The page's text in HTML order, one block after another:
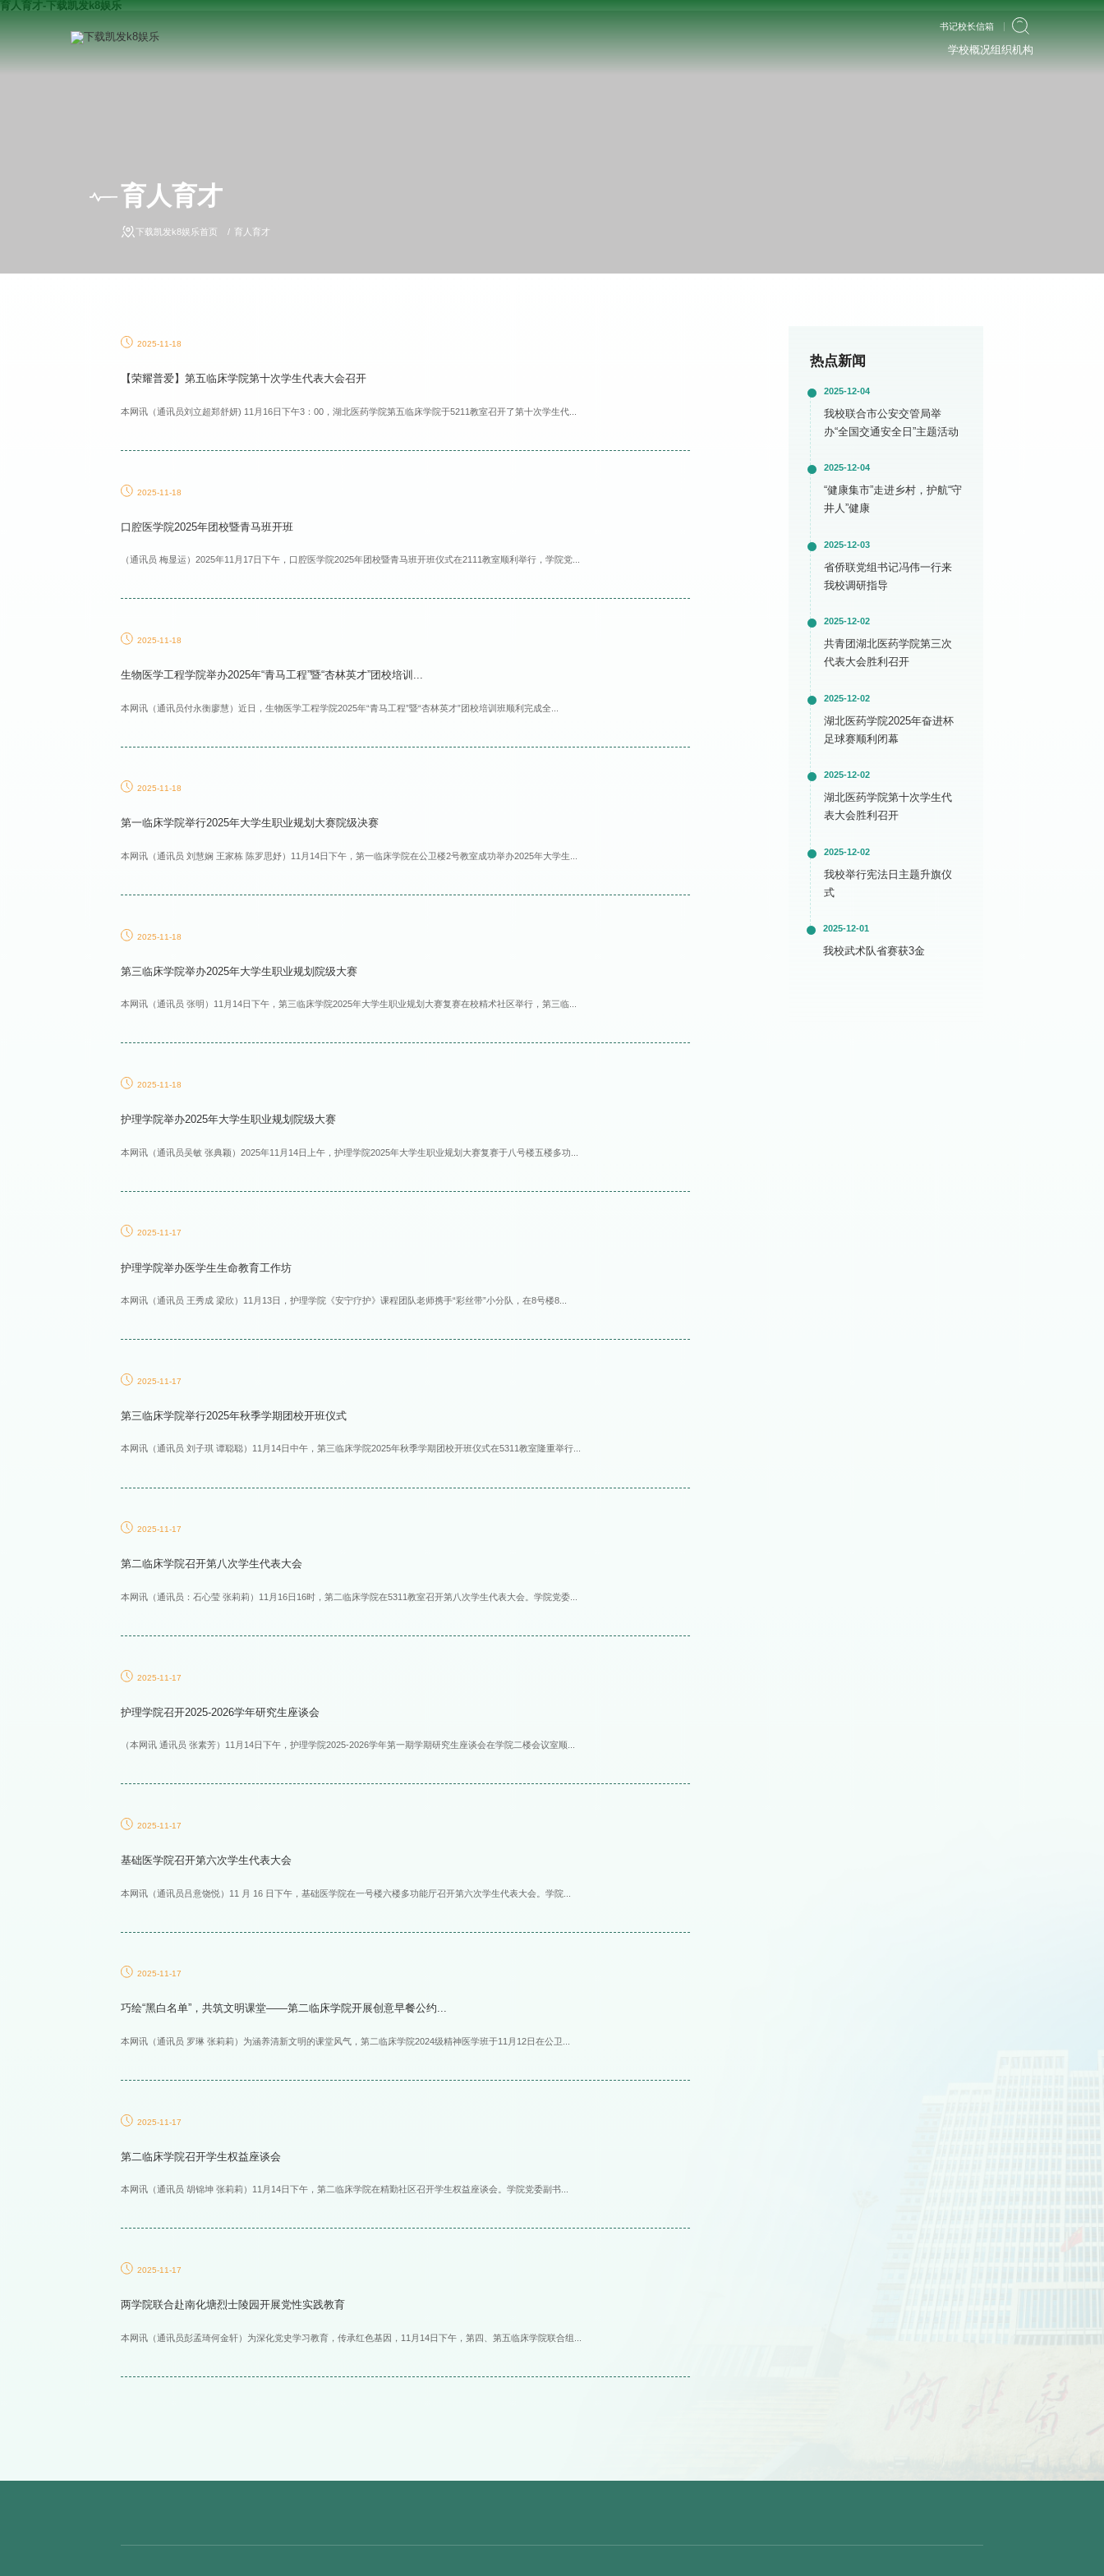
育人育才-下载凯发k8娱乐
书记校长信箱
学校概况组织机构
育人育才
下载凯发k8娱乐首页 育人育才
2025-11-18
【荣耀普爱】第五临床学院第十次学生代表大会召开
本网讯（通讯员刘立超郑舒妍) 11月16日下午3：00，湖北医药学院第五临床学院于5211教室召开了第十次学生代...
2025-11-18
口腔医学院2025年团校暨青马班开班
（通讯员 梅显运）2025年11月17日下午，口腔医学院2025年团校暨青马班开班仪式在2111教室顺利举行，学院党...
2025-11-18
生物医学工程学院举办2025年“青马工程”暨“杏林英才”团校培训...
本网讯（通讯员付永衡廖慧）近日，生物医学工程学院2025年“青马工程”暨“杏林英才”团校培训班顺利完成全...
2025-11-18
第一临床学院举行2025年大学生职业规划大赛院级决赛
本网讯（通讯员 刘慧娴 王家栋 陈罗思妤）11月14日下午，第一临床学院在公卫楼2号教室成功举办2025年大学生...
2025-11-18
第三临床学院举办2025年大学生职业规划院级大赛
本网讯（通讯员 张明）11月14日下午，第三临床学院2025年大学生职业规划大赛复赛在校精术社区举行，第三临...
2025-11-18
护理学院举办2025年大学生职业规划院级大赛
本网讯（通讯员吴敏 张典颖）2025年11月14日上午，护理学院2025年大学生职业规划大赛复赛于八号楼五楼多功...
2025-11-17
护理学院举办医学生生命教育工作坊
本网讯（通讯员 王秀成 梁欣）11月13日，护理学院《安宁疗护》课程团队老师携手“彩丝带”小分队，在8号楼8...
2025-11-17
第三临床学院举行2025年秋季学期团校开班仪式
本网讯（通讯员 刘子琪 谭聪聪）11月14日中午，第三临床学院2025年秋季学期团校开班仪式在5311教室隆重举行...
2025-11-17
第二临床学院召开第八次学生代表大会
本网讯（通讯员：石心莹 张莉莉）11月16日16时，第二临床学院在5311教室召开第八次学生代表大会。学院党委...
2025-11-17
护理学院召开2025-2026学年研究生座谈会
（本网讯 通讯员 张素芳）11月14日下午，护理学院2025-2026学年第一期学期研究生座谈会在学院二楼会议室顺...
2025-11-17
基础医学院召开第六次学生代表大会
本网讯（通讯员吕意饶悦）11 月 16 日下午，基础医学院在一号楼六楼多功能厅召开第六次学生代表大会。学院...
2025-11-17
巧绘“黑白名单”，共筑文明课堂——第二临床学院开展创意早餐公约...
本网讯（通讯员 罗琳 张莉莉）为涵养清新文明的课堂风气，第二临床学院2024级精神医学班于11月12日在公卫...
2025-11-17
第二临床学院召开学生权益座谈会
本网讯（通讯员 胡锦坤 张莉莉）11月14日下午，第二临床学院在精勤社区召开学生权益座谈会。学院党委副书...
2025-11-17
两学院联合赴南化塘烈士陵园开展党性实践教育
本网讯（通讯员彭孟琦何金轩）为深化党史学习教育，传承红色基因，11月14日下午，第四、第五临床学院联合组...
热点新闻
2025-12-04
我校联合市公安交管局举
办“全国交通安全日”主题活动
2025-12-04
“健康集市”走进乡村，护航“守
井人”健康
2025-12-03
省侨联党组书记冯伟一行来
我校调研指导
2025-12-02
共青团湖北医药学院第三次
代表大会胜利召开
2025-12-02
湖北医药学院2025年奋进杯
足球赛顺利闭幕
2025-12-02
湖北医药学院第十次学生代
表大会胜利召开
2025-12-02
我校举行宪法日主题升旗仪
式
2025-12-01
我校武术队省赛获3金